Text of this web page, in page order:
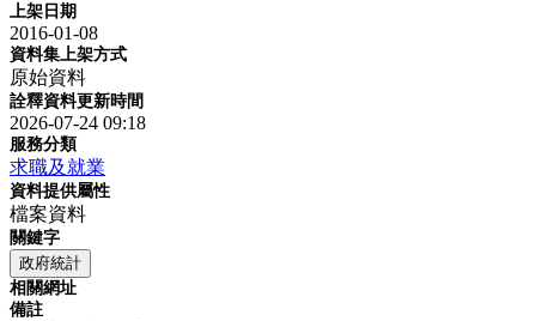
上架日期
2016-01-08
資料集上架方式
原始資料
詮釋資料更新時間
2026-07-24 09:18
服務分類
求職及就業
資料提供屬性
檔案資料
關鍵字
政府統計
相關網址
備註